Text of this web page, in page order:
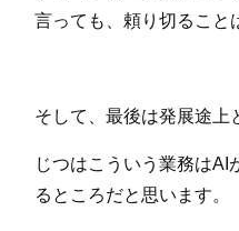
言っても、頼り切ること
そして、最後は発展途上
じつはこういう業務はAI
るところだと思います。